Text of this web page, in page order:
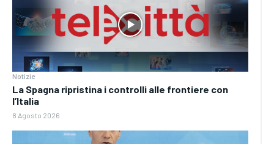
Notizie
La Spagna ripristina i controlli alle frontiere con
l’Italia
8 Agosto 2026